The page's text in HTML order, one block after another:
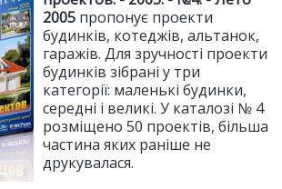
2005 пропонує проекти
будинків, котеджів, альтанок,
гаражів. Для зручності проекти
будинків зібрані у три
категорії: маленькі будинки,
середні і великі. У каталозі № 4
розміщено 50 проектів, більша
частина яких раніше не
друкувалася.